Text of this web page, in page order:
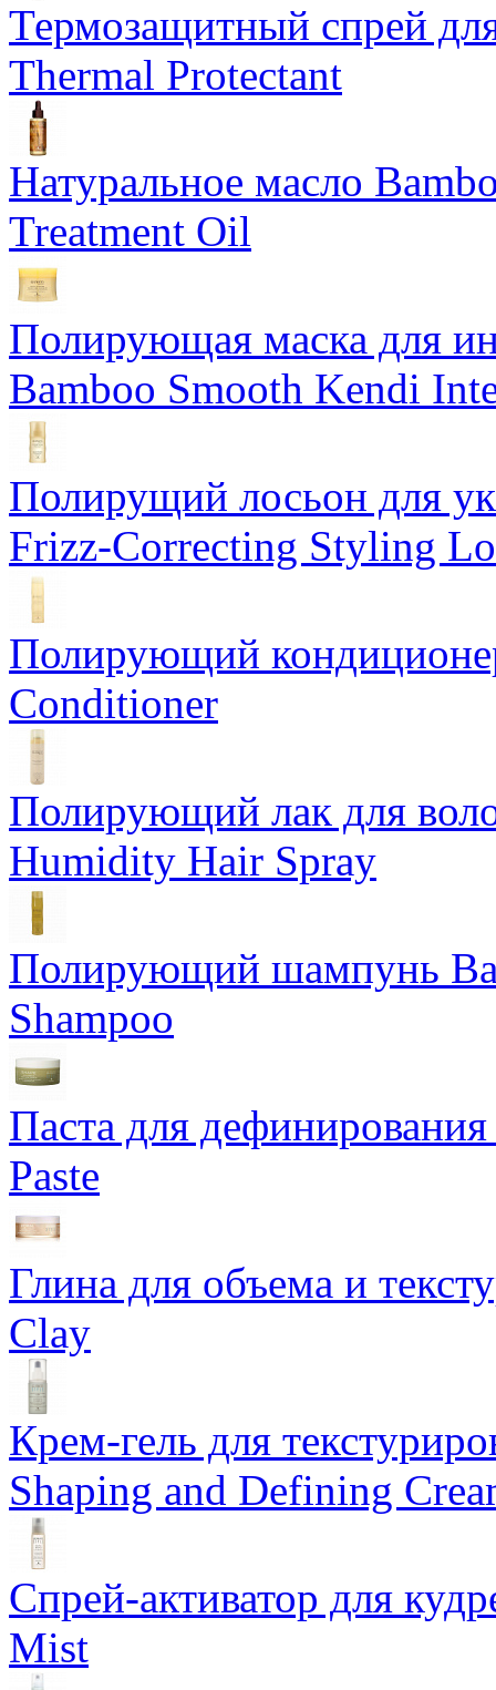
Термозащитный спрей
Thermal Protectant
Натуральное масло
Treatment Oil
Полирующая маска для
Bamboo Smooth Kendi
Полирущий лосьон для
Frizz-Correcting Styling
Полирующий
Conditioner
Полирующий лак для
Humidity Hair Spray
Полирующий шампунь
Shampoo
Паста для
Paste
Глина для объема и
Clay
Крем-гель для
Shaping and Defining
Спрей-активатор для
Mist